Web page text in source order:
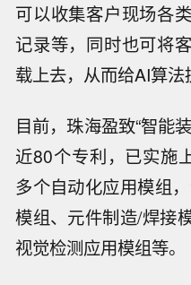
可以收集客户现场各
记录等，同时也可将
载上去，从而给AI算法
目前，珠海盈致“智能
近80个专利，已实施
多个自动化应用模组
模组、元件制造/焊接
视觉检测应用模组等。